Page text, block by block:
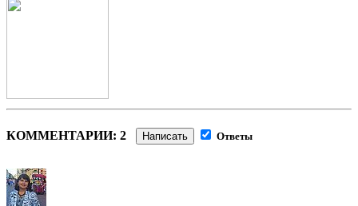
КОММЕНТАРИИ: 2 Написать Ответы